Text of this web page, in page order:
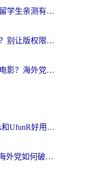
在国外如何看腾讯视频？留学生亲测有效的回国加速方案
在国外怎么听国内的音乐？别让版权限制断了你的华语歌单
怎么在国外看腾讯视频的电影？海外党亲测有效的回国加速指南
海外党别踩坑！Quickback和UfunR好用吗？选对回国加速器才能无缝刷国内资源
迅游和SpeedCN好用吗？海外党如何破解那道看不见的墙